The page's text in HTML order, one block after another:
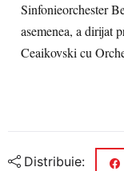
Sinfonieorchester
asemenea, a dirijat
Ceaikovski cu
Distribuie: